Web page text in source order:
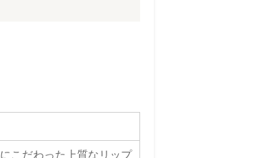
こだわった上質なリップ